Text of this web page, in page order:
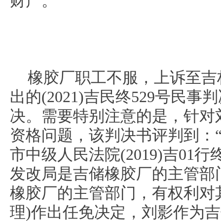
橡胶厂职工不服，上诉至
出的(2021)吉民终529号民事
决。需要特别注意的是，针
资格问题，该判决书评判到
市中级人民法院(2019)吉01行
发改局是吉储橡胶厂的主管
橡胶厂的主管部门，有权利
理)作出任免决定，刘影作为